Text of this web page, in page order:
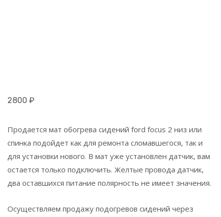
2800 ₽
Продается мат обогрева сидений ford focus 2 низ или
спинка подойдет как для ремонта сломавшегося, так и
для установки нового. В мат уже установлен датчик, вам
остается только подключить. Желтые провода датчик,
два оставшихся питание полярность не имеет значения.
Осуществляем продажу подогревов сидений через